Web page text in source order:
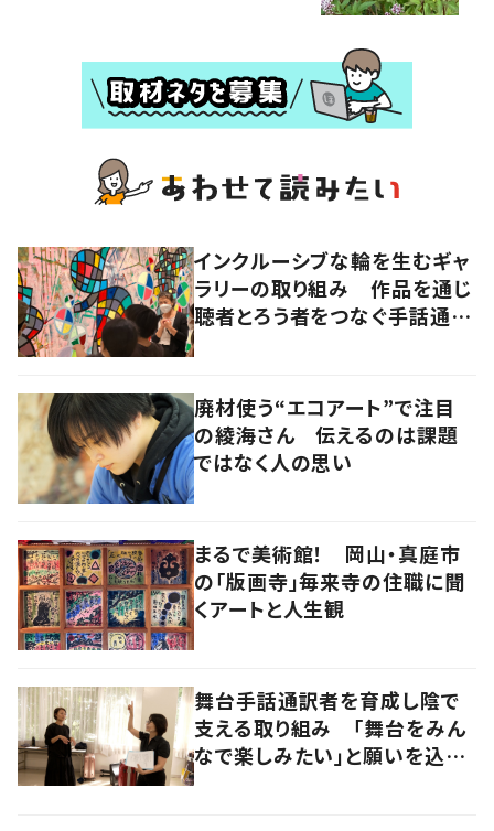
インクルーシブな輪を生むギャ
ラリーの取り組み 作品を通じ
聴者とろう者をつなぐ手話通訳
廃材使う“エコアート”で注目
の綾海さん 伝えるのは課題
ではなく人の思い
まるで美術館！ 岡山・真庭市
の「版画寺」毎来寺の住職に聞
くアートと人生観
舞台手話通訳者を育成し陰で
支える取り組み 「舞台をみん
なで楽しみたい」と願いを込め